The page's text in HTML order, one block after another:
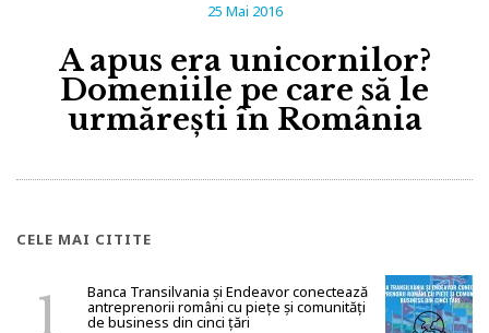
25 Mai 2016
A apus era unicornilor?
Domeniile pe care să le
urmărești în România
CELE MAI CITITE
Banca Transilvania și Endeavor conectează
antreprenorii români cu piețe și comunități
de business din cinci țări